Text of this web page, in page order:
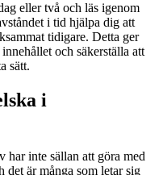
eller två och läs igenom
i tid hjälpa dig att
tidigare. Detta ger
och säkerställa att
sätt.
i
har inte sällan att göra med
det är många som letar sig